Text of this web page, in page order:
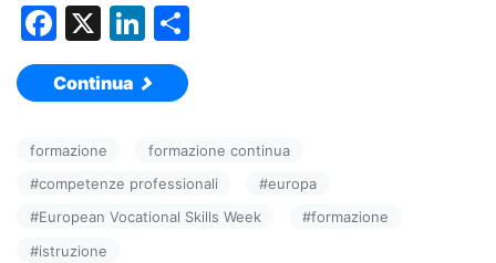
F
a
c
b
o
o
X
Li
n
k
dI
n
vi
di
Continua
formazione
formazione continua
#competenze professionali #europa
#European Vocational Skills Week #formazione
#istruzione